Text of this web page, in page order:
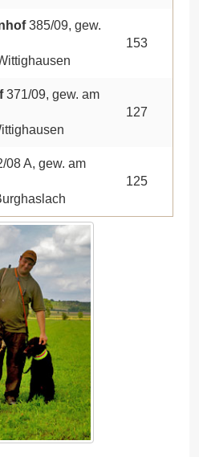
385/09, gew.
153
371/09, gew. am
127
08 A, gew. am
125